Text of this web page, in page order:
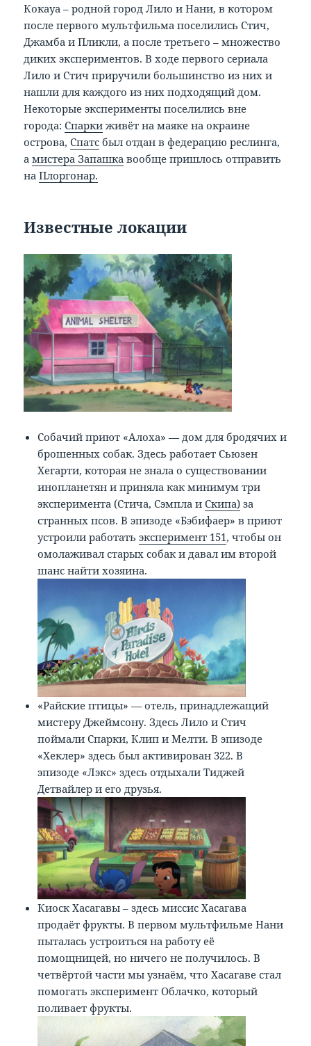
Кокауа – родной город Лило и Нани, в котором
после первого мультфильма поселились Стич,
Джамба и Пликли, а после третьего – множество
диких экспериментов. В ходе первого сериала
Лило и Стич приручили большинство из них и
нашли для каждого из них подходящий дом.
Некоторые эксперименты поселились вне
города:Спарки живёт на маяке на окраине
острова,Спатс был отдан в федерацию реслинга,
амистера Запашка вообще пришлось отправить
наПлоргонар.
Известные локации
Собачий приют «Алоха» — дом для бродячих и
брошенных собак. Здесь работает Сьюзен
Хегарти, которая не знала о существовании
инопланетян и приняла как минимум три
эксперимента (Стича, Сэмпла иСкипа) за
странных псов. В эпизоде «Бэбифаер» в приют
устроили работатьэксперимент 151, чтобы он
омолаживал старых собак и давал им второй
шанс найти хозяина.
«Райские птицы» — отель, принадлежащий
мистеру Джеймсону. Здесь Лило и Стич
поймали Спарки, Клип и Мелти. В эпизоде
«Хеклер» здесь был активирован 322. В
эпизоде «Лэкс» здесь отдыхали Тиджей
Детвайлер и его друзья.
Киоск Хасагавы – здесь миссис Хасагава
продаёт фрукты. В первом мультфильме Нани
пыталась устроиться на работу её
помощницей, но ничего не получилось. В
четвёртой части мы узнаём, что Хасагаве стал
помогать эксперимент Облачко, который
поливает фрукты.